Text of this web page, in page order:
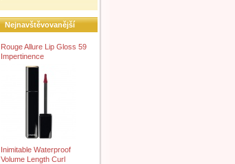
Nejnavštěvovanější
Rouge Allure Lip Gloss 59
Impertinence
Inimitable Waterproof
Volume Length Curl